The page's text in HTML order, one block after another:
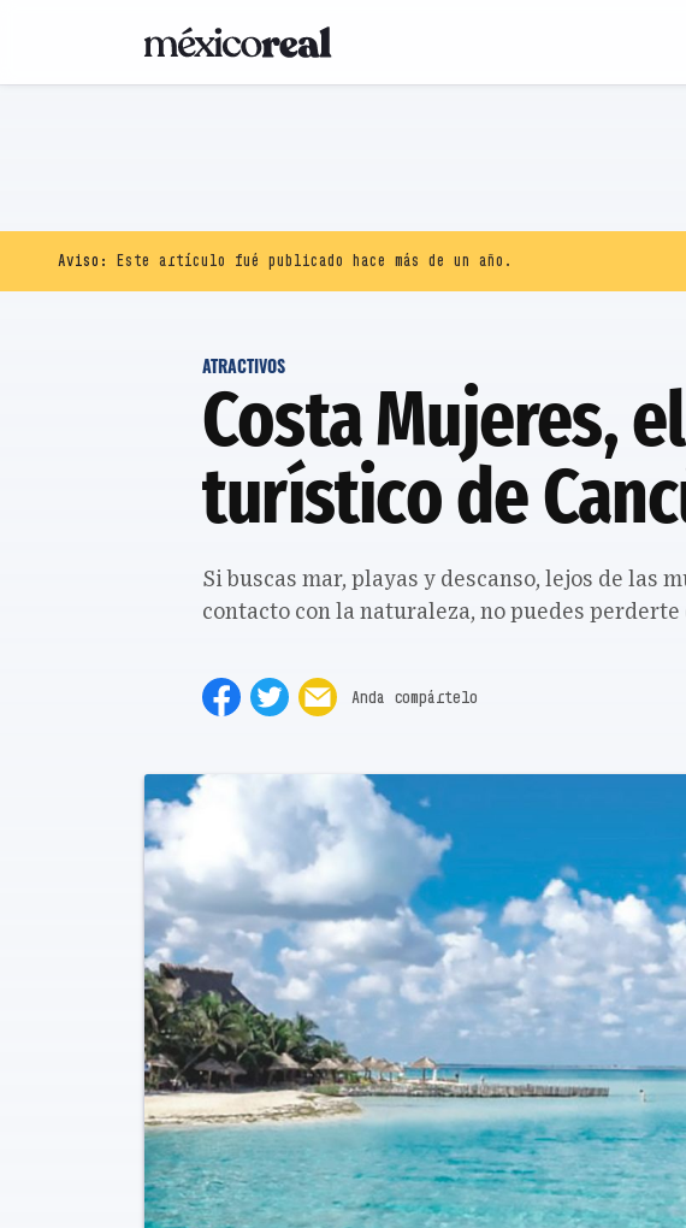
Aviso: Este artículo fué publicado hace más de un año.
ATRACTIVOS
Costa Mujeres,
turístico de
Si buscas mar, playas y descanso, lejos de las
contacto con la naturaleza, no puedes perderte